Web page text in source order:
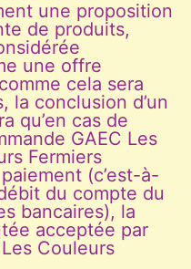
une proposition
de produits,
une offre
cela sera
la conclusion d’un
qu’en cas de
GAEC Les
Fermiers
(c’est-à-
du compte du
bancaires), la
acceptée par
Couleurs